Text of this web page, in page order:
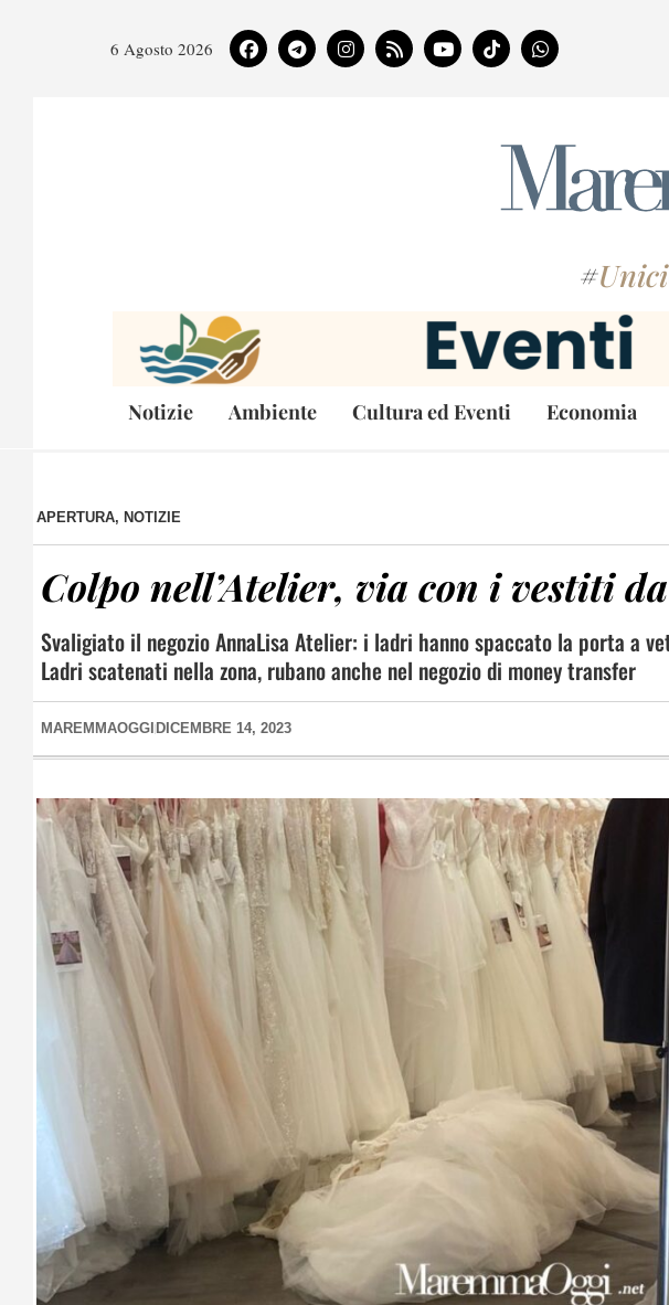
6 Agosto 2026
#Unici
Notizie Ambiente Cultura ed Eventi Economia
APERTURA, NOTIZIE
Colpo nell’Atelier, via con i vestiti
Svaligiato il negozio AnnaLisa Atelier: i ladri hanno spaccato la porta a
Ladri scatenati nella zona, rubano anche nel negozio di money transfer
MAREMMAOGGI DICEMBRE 14, 2023